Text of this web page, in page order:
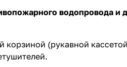
водопровода и
(рукавной